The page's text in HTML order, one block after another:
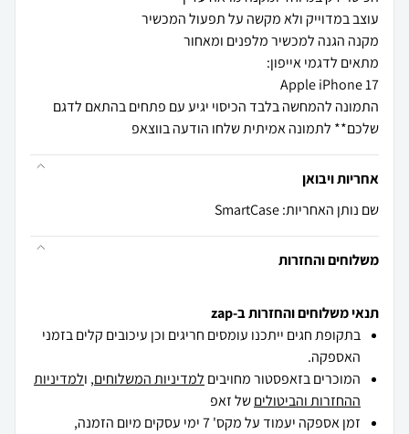
התמונה להמחשה בלבד הכיסוי יגיע עם פתחים בהתאם לדגם
שלכם** לתמונה אמיתית שלחו הודעה בווצאפ
אחריות ויבואן
שם נותן האחריות: SmartCase
משלוחים והחזרות
תנאי משלוחים והחזרות ב-zap
בתקופת חגים ייתכנו עומסים חריגים וכן עיכובים קלים בזמני
האספקה.
המוכרים בזאפסטור מחויבים למדיניות המשלוחים, ולמדיניות
ההחזרות והביטוליםשל זאפ
זמן אספקה יעמוד על מקס' 7 ימי עסקים מיום הזמנה,